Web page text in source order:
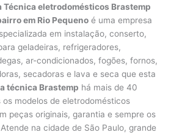
Técnica eletrodomésticos Brastemp
em Rio Pequeno é uma empresa
em instalação, conserto,
geladeiras, refrigeradores,
ar-condicionados, fogões, fornos,
secadoras e lava e seca que esta
técnica Brastemp há mais de 40
modelos de eletrodomésticos
peças originais, garantia e sempre os
na cidade de São Paulo, grande